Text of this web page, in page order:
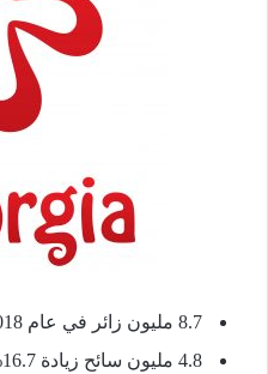
8.7 مليون زائر في عام 2018 بزيادة 9.8% عن عام 2017 .
4.8 مليون سائح زيادة 16.7% عن 2017